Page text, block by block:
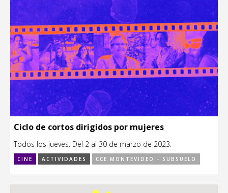
Ciclo de cortos dirigidos por mujeres
Todos los jueves. Del 2 al 30 de marzo de 2023.
CINE ACTIVIDADES CCE MONTEVIDEO - SUBSUELO